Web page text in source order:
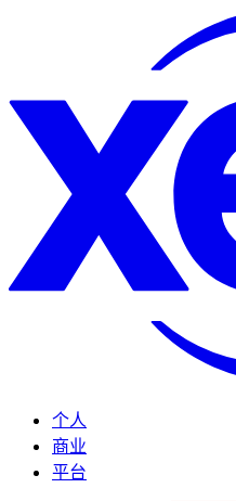
个人
商业
平台